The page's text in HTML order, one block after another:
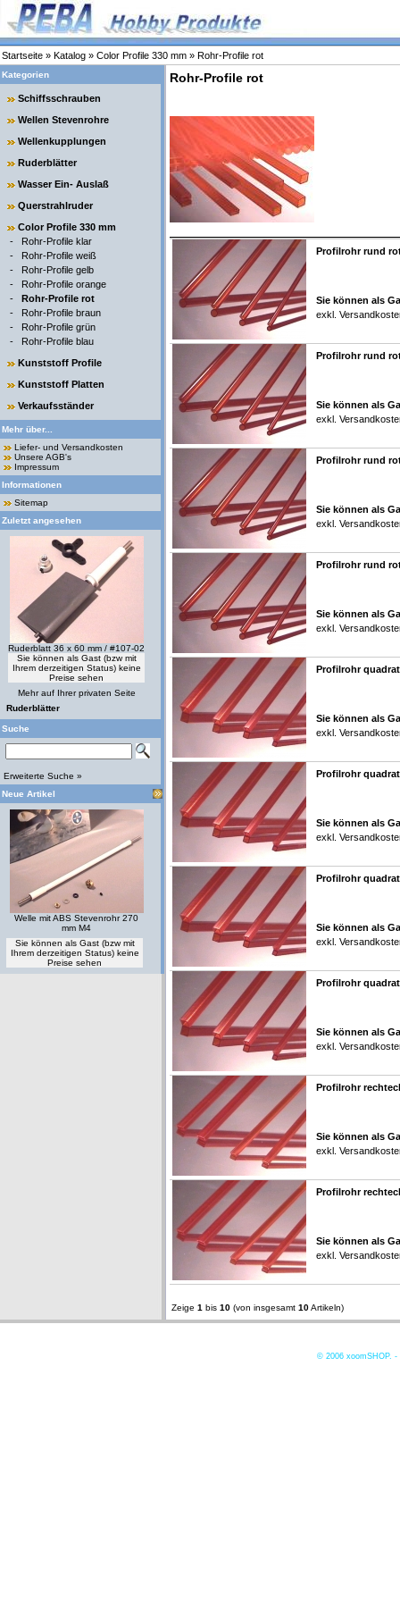
Startseite » Katalog » Color Profile 330 mm » Rohr-Profile rot
Kategorien
Schiffsschrauben
Wellen Stevenrohre
Wellenkupplungen
Ruderblätter
Wasser Ein- Auslaß
Querstrahlruder
Color Profile 330 mm
- Rohr-Profile klar
- Rohr-Profile weiß
- Rohr-Profile gelb
- Rohr-Profile orange
- Rohr-Profile rot
- Rohr-Profile braun
- Rohr-Profile grün
- Rohr-Profile blau
Kunststoff Profile
Kunststoff Platten
Verkaufsständer
Mehr über...
Liefer- und Versandkosten
Unsere AGB's
Impressum
Informationen
Sitemap
Zuletzt angesehen
Ruderblatt 36 x 60 mm / #107-02
Sie können als Gast (bzw mit
Ihrem derzeitigen Status) keine
Preise sehen
Mehr auf Ihrer privaten Seite
Ruderblätter
Suche
Erweiterte Suche »
Neue Artikel
Welle mit ABS Stevenrohr 270
mm M4
Sie können als Gast (bzw mit
Ihrem derzeitigen Status) keine
Preise sehen
Rohr-Profile rot
Profilrohr rund
Sie können als
exkl.
Profilrohr rund
Sie können als
exkl.
Profilrohr rund
Sie können als
exkl.
Profilrohr rund
Sie können als
exkl.
Profilrohr quadrat
Sie können als
exkl.
Profilrohr quadrat
Sie können als
exkl.
Profilrohr quadrat
Sie können als
exkl.
Profilrohr quadrat
Sie können als
exkl.
Profilrohr
Sie können als
exkl.
Profilrohr
Sie können als
exkl.
Zeige 1 bis 10 (von insgesamt 10Artikeln)
© 2006 xoomSHOP. -